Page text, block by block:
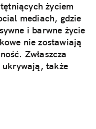
życiem
mediach, gdzie
i barwne życie
nie zostawiają
Zwłaszcza
ukrywają, także